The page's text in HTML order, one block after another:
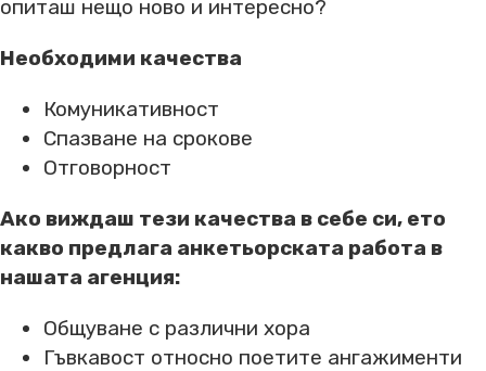
опиташ нещо ново и интересно?
Необходими качества
Комуникативност
Спазване на срокове
Отговорност
Ако виждаш тези качества в себе си, ето
какво предлага анкетьорската работа в
нашата агенция:
Общуване с различни хора
Гъвкавост относно поетите ангажименти